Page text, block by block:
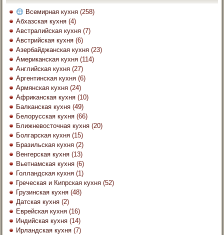
Всемирная кухня (258)
Абхазская кухня (4)
Австралийская кухня (7)
Австрийская кухня (6)
Азербайджанская кухня (23)
Американская кухня (114)
Английская кухня (27)
Аргентинская кухня (6)
Армянская кухня (24)
Африканская кухня (10)
Балканская кухня (49)
Белорусская кухня (66)
Ближневосточная кухня (20)
Болгарская кухня (15)
Бразильская кухня (2)
Венгерская кухня (13)
Вьетнамская кухня (6)
Голландская кухня (1)
Греческая и Кипрская кухня (52)
Грузинская кухня (48)
Датская кухня (2)
Еврейская кухня (16)
Индийская кухня (14)
Ирландская кухня (7)